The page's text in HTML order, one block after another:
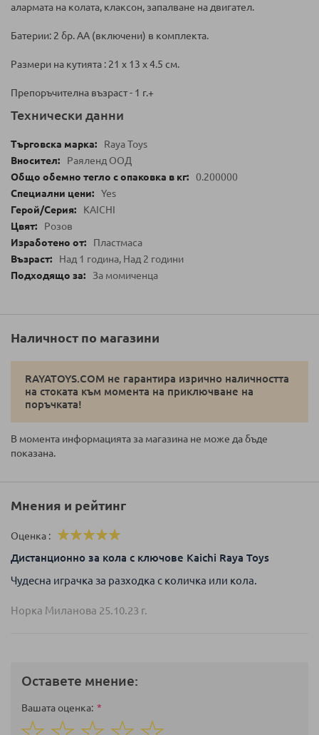
aлapмaтa нa кoлaтa, клaкcoн, зaпaлвaнe нa двигaтeл.
Батерии: 2 бр. АА (включени) в комплекта.
Размери на кутията : 21 x 13 x 4.5 см.
Препоръчителна възраст - 1 г.+
Технически данни
Raya Toys
Раяленд ООД
0.200000
Yes
KAICHI
Розов
Пластмаса
Над 1 година, Над 2 години
За момиченца
Наличност по магазини
RAYATOYS.COM не гарантира изрично наличността
на стоката към момента на приключване на
поръчката!
В момента информацията за магазина не може да бъде
показана.
Мнения и рейтинг
Оценка
Дистанционно за кола с ключове Kaichi Raya Toys
Чудесна играчка за разходка с количка или кола.
Норка Миланова 25.10.23 г.
Оставете мнение:
Вашата оценка